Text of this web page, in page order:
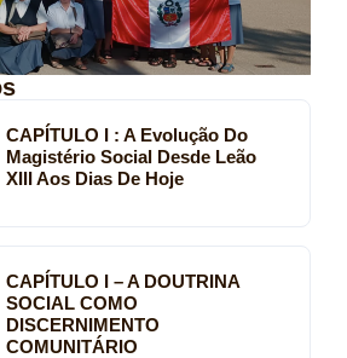
CAPÍTULO I : A Evolução Do
Magistério Social Desde Leão
XIII Aos Dias De Hoje
CAPÍTULO I – A DOUTRINA
SOCIAL COMO
DISCERNIMENTO
COMUNITÁRIO